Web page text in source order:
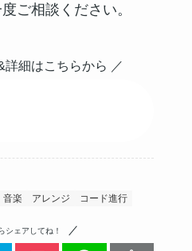
ご相談ください。
詳細はこちらから ／
音楽 アレンジ コード進行
シェアしてね！